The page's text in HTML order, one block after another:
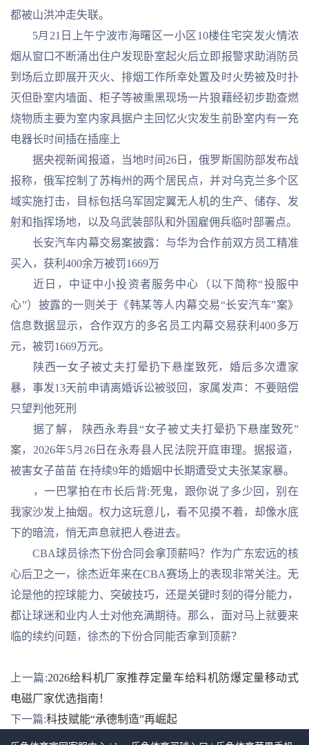
都被山洪冲走失联。
5月21日上午宁波市海曙区一小区10楼住宅突发火情浓
烟从窗口不断涌出住户发现卧室起火后立即报警求助消防员
到场后立即展开灭火、排烟工作所幸处置及时火势被及时扑
灭但卧室内墙面、柜子等被熏黑现场一片狼藉经初步勘查燃
烧物质主要为室内家具据户主回忆火灾发生前卧室内有一充
电器长时间插在插座上
据央视新闻报道，当地时间26日，俄罗斯国防部发布战
报称，俄军控制了苏梅州的两个居民点，并对乌克兰多个区
域实施打击，目标包括乌军固定翼无人机的生产、储存、发
射和指挥场地，以及乌武装部队和外国雇佣兵临时部署点。
长安汽车内幕交易案披露：与华为合作前双方员工精准
买入，获利400余万被罚1669万
近日，中证中小投资者服务中心（以下简称“投服中
心”）披露的一则关于《韩某等人内幕交易“长安汽车”案》
信息数据显示，合作双方的多名员工内幕交易获利400多万
元，被罚1669万元。
陕西一女子被丈夫打晕扔下悬崖致死，婚后多次遭家
暴，事发13天前申请离婚诉讼被驳回，家属发声：不要赔偿
只望判他死刑
据了解， 陕西永寿县“女子被丈夫打晕扔下悬崖致死”
案，2026年5月26日在永寿县人民法院开庭审理。据报道，
被害女子苗苗 在持续9年的婚姻中长期遭受丈夫张某家暴。
，一巴掌拍在市长后背:死鬼，跟你说了多少回，别在
我家沙发上抽烟。权力这玩意儿，看不见摸不着，却像水底
下的暗流，悄无声息就把人卷进去。
CBA球员徐杰下份合同会拿顶薪吗？作为广东宏远的核
心后卫之一，徐杰近年来在CBA赛场上的表现非常关注。无
论是他的控球能力、突破技巧，还是关键时刻的得分能力，
都让球迷和业内人士对他充满期待。那么，面对马上就要来
临的续约问题，徐杰的下份合同能否拿到顶薪？
上一篇:2026给料机厂家推荐定量车给料机防爆定量移动式
电磁厂家优选指南！
下一篇:科技赋能“承德制造”再崛起